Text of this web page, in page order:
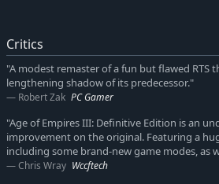
Critics
"A modest remaster of a fun but flawed RTS
lengthening shadow of its predecessor."
Robert Zak PC Gamer
"Age of Empires III: Definitive Edition is an
improvement on the original. Featuring a
including some brand-new game modes, as
Chris Wray Wccftech